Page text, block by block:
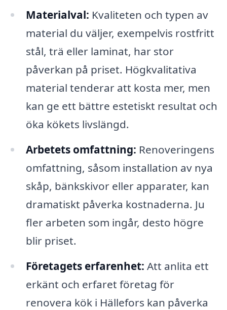
Materialval: Kvaliteten och typen av
material du väljer, exempelvis rostfritt
stål, trä eller laminat, har stor
påverkan på priset. Högkvalitativa
material tenderar att kosta mer, men
kan ge ett bättre estetiskt resultat och
öka kökets livslängd.
Arbetets omfattning: Renoveringens
omfattning, såsom installation av nya
skåp, bänkskivor eller apparater, kan
dramatiskt påverka kostnaderna. Ju
fler arbeten som ingår, desto högre
blir priset.
Företagets erfarenhet: Att anlita ett
erkänt och erfaret företag för
renovera kök i Hällefors kan påverka